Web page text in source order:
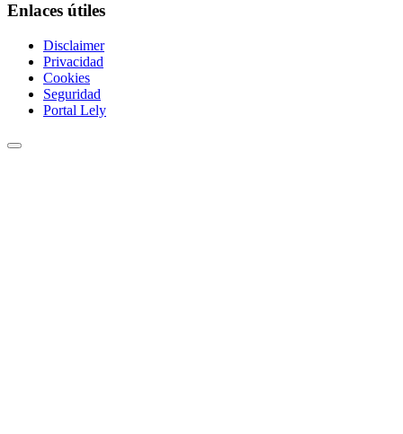
Enlaces útiles
Disclaimer
Privacidad
Cookies
Seguridad
Portal Lely